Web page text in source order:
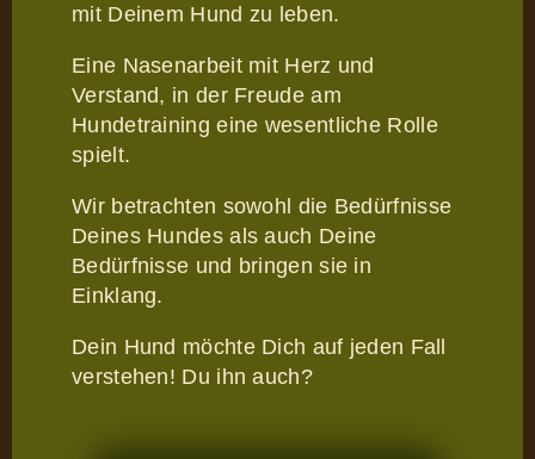
mit Deinem Hund zu leben.
Eine Nasenarbeit mit Herz und
Verstand, in der Freude am
Hundetraining eine wesentliche Rolle
spielt.
Wir betrachten sowohl die Bedürfnisse
Deines Hundes als auch Deine
Bedürfnisse und bringen sie in
Einklang.
Dein Hund möchte Dich auf jeden Fall
verstehen! Du ihn auch?